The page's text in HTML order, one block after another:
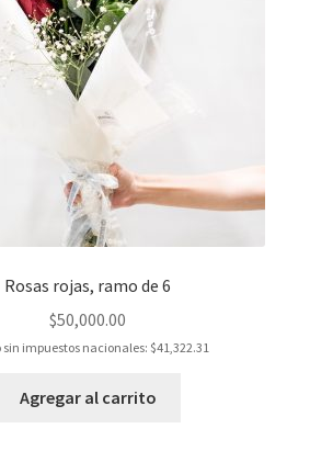
Rosas rojas, ramo de 6
$50,000.00
sin impuestos nacionales: $41,322.31
Agregar al carrito